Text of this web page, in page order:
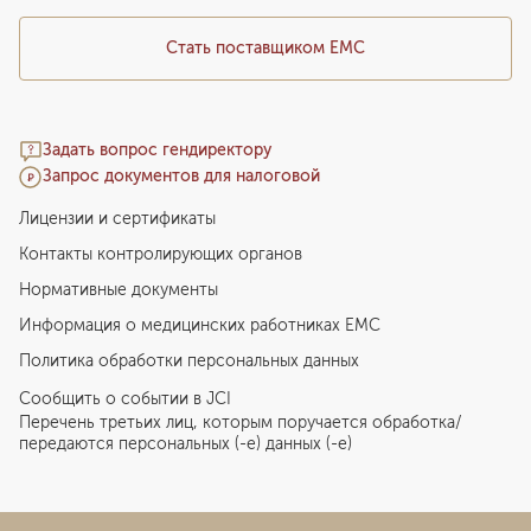
полосы света, либо пациент жалуется на
образование слепых зон, темных пятен);
нарушение согласованности движений, снижение
силы в одной руке или ноге);
речевые (пациент испытывает трудности с
произнесением слов, может путать слоги и буквы,
из-за чего речь становится невнятной).
Причины мигрени
Появление мигрени связано с наследственной
предрасположенностью и особенностью строения
головного мозга. Под воздействием триггеров
активизирует тройничный нерв. Это сопровождается
Стать поставщиком ЕМС
Задать вопрос гендиректору
Запрос документов для налоговой
Лицензии и сертификаты
Контакты контролирующих органов
Нормативные документы
Информация о медицинских работниках EMC
Политика обработки персональных данных
Сообщить о событии в JCI
Перечень третьих лиц, которым поручается обработка/
передаются персональных (-е) данных (-е)